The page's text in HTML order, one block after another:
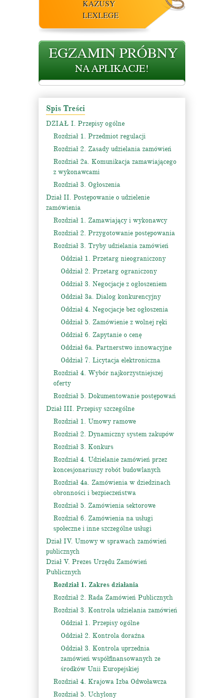
KAZUSY
LEXLEGE
Spis Treści
DZIAŁ I. Przepisy ogólne
Rozdział 1. Przedmiot regulacji
Rozdział 2. Zasady udzielania zamówień
Rozdział 2a. Komunikacja zamawiającego
z wykonawcami
Rozdział 3. Ogłoszenia
Dział II. Postępowanie o udzielenie
zamówienia
Rozdział 1. Zamawiający i wykonawcy
Rozdział 2. Przygotowanie postępowania
Rozdział 3. Tryby udzielania zamówień
Oddział 1. Przetarg nieograniczony
Oddział 2. Przetarg ograniczony
Oddział 3. Negocjacje z ogłoszeniem
Oddział 3a. Dialog konkurencyjny
Oddział 4. Negocjacje bez ogłoszenia
Oddział 5. Zamówienie z wolnej ręki
Oddział 6. Zapytanie o cenę
Oddział 6a. Partnerstwo innowacyjne
Oddział 7. Licytacja elektroniczna
Rozdział 4. Wybór najkorzystniejszej
oferty
Rozdział 5. Dokumentowanie postępowań
Dział III. Przepisy szczególne
Rozdział 1. Umowy ramowe
Rozdział 2. Dynamiczny system zakupów
Rozdział 3. Konkurs
Rozdział 4. Udzielanie zamówień przez
koncesjonariuszy robót budowlanych
Rozdział 4a. Zamówienia w dziedzinach
obronności i bezpieczeństwa
Rozdział 5. Zamówienia sektorowe
Rozdział 6. Zamówienia na usługi
społeczne i inne szczególne usługi
Dział IV. Umowy w sprawach zamówień
publicznych
Dział V. Prezes Urzędu Zamówień
Publicznych
Rozdział 1. Zakres działania
Rozdział 2. Rada Zamówień Publicznych
Rozdział 3. Kontrola udzielania zamówień
Oddział 1. Przepisy ogólne
Oddział 2. Kontrola doraźna
Oddział 3. Kontrola uprzednia
zamówień współfinansowanych ze
środków Unii Europejskiej
Rozdział 4. Krajowa Izba Odwoławcza
Rozdział 5. Uchylony